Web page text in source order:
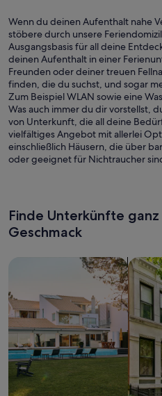
Wenn du deinen Aufenthalt nahe
stöbere durch unsere
Ausgangsbasis für all deine
deinen Aufenthalt in einer
Freunden oder deiner treuen
finden, die du suchst, und sogar
Zum Beispiel WLAN sowie eine
Was auch immer du dir vorstellst,
von Unterkunft, die all deine
vielfältiges Angebot mit allerlei
einschließlich Häusern, die über
oder geeignet für Nichtraucher
Finde Unterkünfte
Geschmack
Suche nach Ferienhäusern